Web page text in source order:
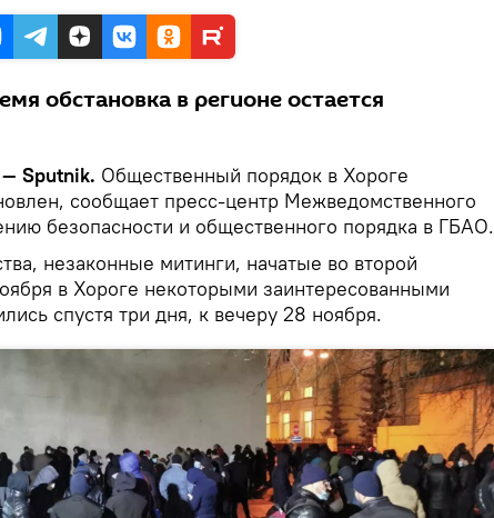
обстановка в регионе остается
Sputnik. Общественный порядок в Хороге
сообщает пресс-центр Межведомственного
безопасности и общественного порядка в ГБАО.
незаконные митинги, начатые во второй
в Хороге некоторыми заинтересованными
спустя три дня, к вечеру 28 ноября.